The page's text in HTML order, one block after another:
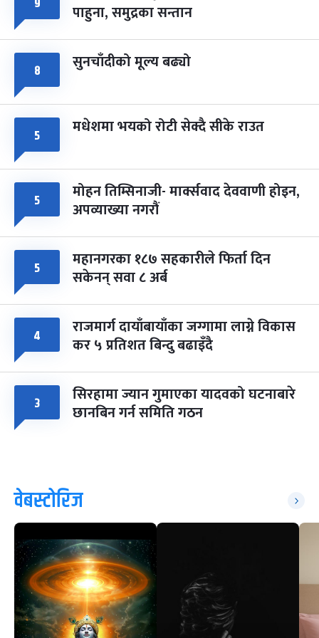
८
सोम चैत्र ८, २०८३-Mar 22, 2027
पाहुना, समुद्रका सन्तान
८ सुनचाँदीको मूल्य बढ्यो
५ मधेशमा भयको रोटी सेक्दै सीके राउत
५ मोहन तिम्सिनाजी- मार्क्सवाद देववाणी होइन,
अपव्याख्या नगरौं
५ महानगरका १८७ सहकारीले फिर्ता दिन
सकेनन् सवा ८ अर्ब
४ राजमार्ग दायाँबायाँका जग्गामा लाग्ने विकास
कर ५ प्रतिशत बिन्दु बढाइँदै
३ सिरहामा ज्यान गुमाएका यादवको घटनाबारे
छानबिन गर्न समिति गठन
वेबस्टोरिज